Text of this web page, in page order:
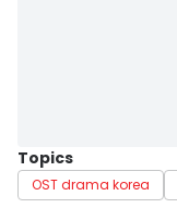
Topics
OST drama korea